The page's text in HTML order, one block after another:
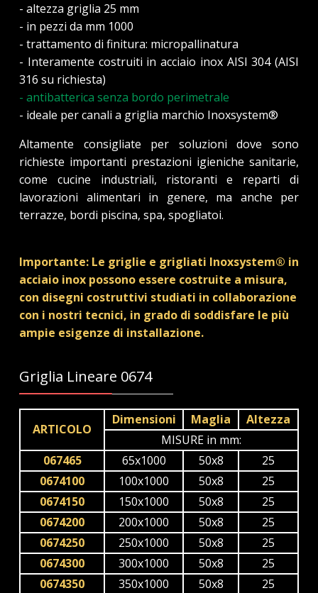
- altezza griglia 25 mm
- in pezzi da mm 1000
- trattamento di finitura: micropallinatura
- Interamente costruiti in acciaio inox AISI 304 (AISI
316 su richiesta)
- antibatterica senza bordo perimetrale
- ideale per canali a griglia marchio Inoxsystem®
Altamente consigliate per soluzioni dove sono
richieste importanti prestazioni igieniche sanitarie,
come cucine industriali, ristoranti e reparti di
lavorazioni alimentari in genere, ma anche per
terrazze, bordi piscina, spa, spogliatoi.
Importante: Le griglie e grigliati Inoxsystem® in
acciaio inox possono essere costruite a misura,
con disegni costruttivi studiati in collaborazione
con i nostri tecnici, in grado di soddisfare le più
ampie esigenze di installazione.
Griglia Lineare 0674
ARTICOLO
Dimensioni Maglia
Altezza
MISURE in mm:
067465
65x1000 50x8
25
0674100
100x1000 50x8
25
0674150
150x1000 50x8
25
0674200
200x1000 50x8
25
0674250
250x1000 50x8
25
0674300
300x1000 50x8
25
0674350
350x1000 50x8
25